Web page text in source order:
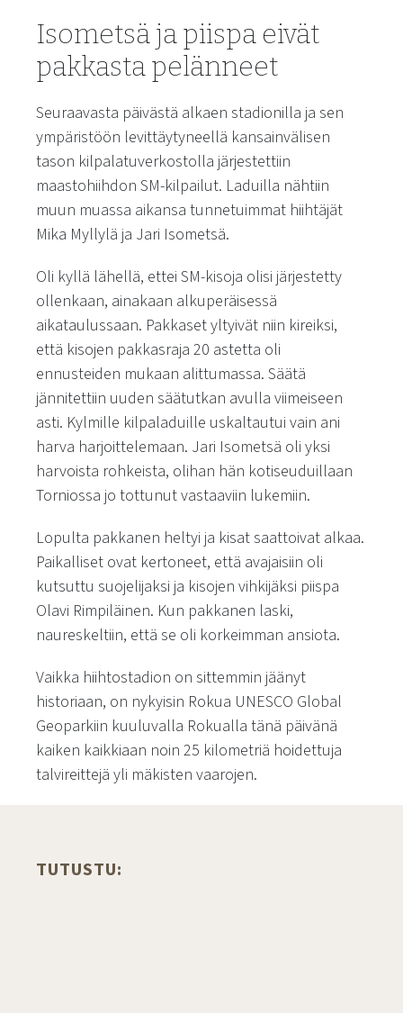
Isometsä ja piispa eivät
pakkasta pelänneet
Seuraavasta päivästä alkaen stadionilla ja sen
ympäristöön levittäytyneellä kansainvälisen
tason kilpalatuverkostolla järjestettiin
maastohiihdon SM-kilpailut. Laduilla nähtiin
muun muassa aikansa tunnetuimmat hiihtäjät
Mika Myllylä ja Jari Isometsä.
Oli kyllä lähellä, ettei SM-kisoja olisi järjestetty
ollenkaan, ainakaan alkuperäisessä
aikataulussaan. Pakkaset yltyivät niin kireiksi,
että kisojen pakkasraja 20 astetta oli
ennusteiden mukaan alittumassa. Säätä
jännitettiin uuden säätutkan avulla viimeiseen
asti. Kylmille kilpaladuille uskaltautui vain ani
harva harjoittelemaan. Jari Isometsä oli yksi
harvoista rohkeista, olihan hän kotiseuduillaan
Torniossa jo tottunut vastaaviin lukemiin.
Lopulta pakkanen heltyi ja kisat saattoivat alkaa.
Paikalliset ovat kertoneet, että avajaisiin oli
kutsuttu suojelijaksi ja kisojen vihkijäksi piispa
Olavi Rimpiläinen. Kun pakkanen laski,
naureskeltiin, että se oli korkeimman ansiota.
Vaikka hiihtostadion on sittemmin jäänyt
historiaan, on nykyisin Rokua UNESCO Global
Geoparkiin kuuluvalla Rokualla tänä päivänä
kaiken kaikkiaan noin 25 kilometriä hoidettuja
talvireittejä yli mäkisten vaarojen.
TUTUSTU: